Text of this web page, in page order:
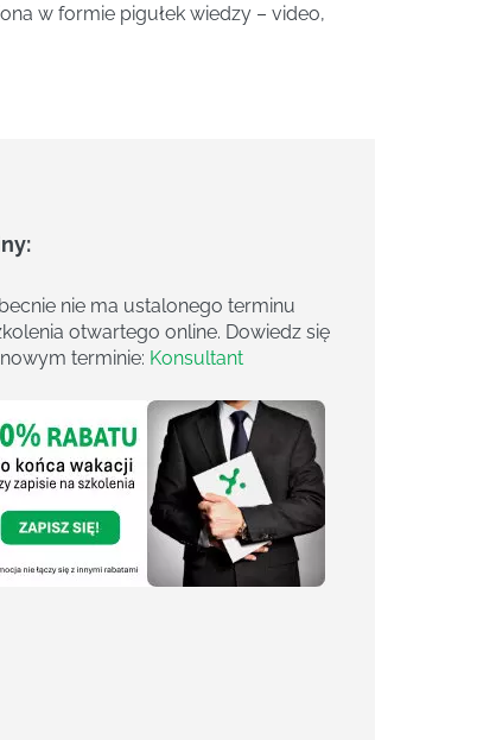
w formie pigułek wiedzy – video,
nie ma ustalonego terminu
otwartego online. Dowiedz się
terminie: Konsultant